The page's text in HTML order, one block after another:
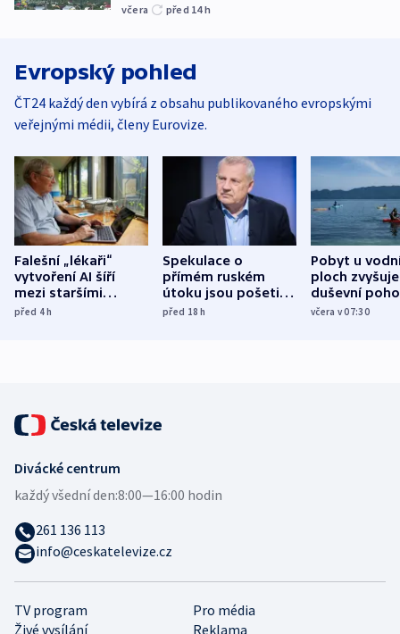
včera před 14h
Evropský pohled
ČT24 každý den vybírá z obsahu publikovaného evropskými
veřejnými médii, členy Eurovize.
Falešní „lékaři“
vytvoření AI šíří
mezi staršími
Poláky nebezpečné
před 4h
Spekulace o
přímém ruském
útoku jsou pošetilé,
míní estonský
před 18h
Pobyt u
ploch zvyšuje
duševní
ukázala
včera v 07:30
TV program
Pro média
Živé vysílání
Reklama
Divácké centrum
každý všední den:8:00—16:00 hodin
261 136 113
info@ceskatelevize.cz